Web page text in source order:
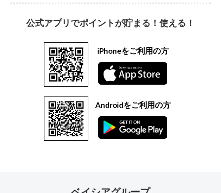
公式アプリでポイントが貯まる！使える！
iPhoneをご利用の方
Androidをご利用の方